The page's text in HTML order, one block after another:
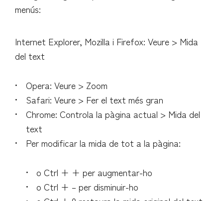
menús:
Internet Explorer, Mozilla i Firefox: Veure > Mida
del text
Opera: Veure > Zoom
Safari: Veure > Fer el text més gran
Chrome: Controla la pàgina actual > Mida del
text
Per modificar la mida de tot a la pàgina:
o Ctrl + + per augmentar-ho
o Ctrl + – per disminuir-ho